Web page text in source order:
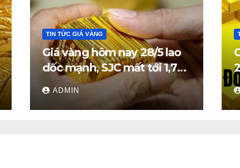
TIN TỨC GIÁ VÀNG
Giá vàng hôm nay 28/5 lao
dốc mạnh, SJC mất tới 1,7
triệu đồng/lượng
ADMIN